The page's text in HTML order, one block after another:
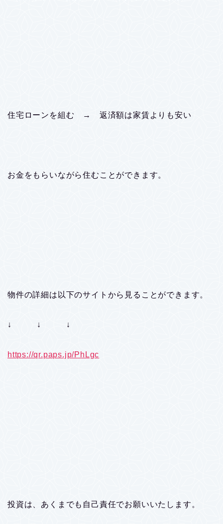
住宅ローンを組む → 返済額は家賃よりも安い
お金をもらいながら住むことができます。
物件の詳細は以下のサイトから見ることができます。
↓ ↓ ↓
https://qr.paps.jp/PhLgc
投資は、あくまでも自己責任でお願いいたします。